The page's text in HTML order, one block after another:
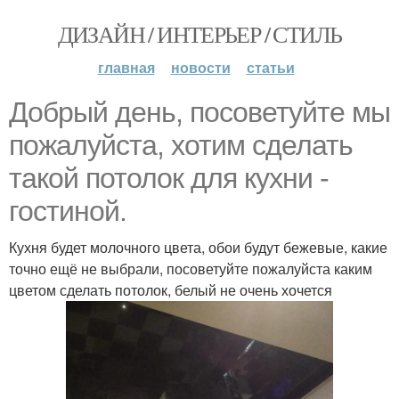
ДИЗАЙН / ИНТЕРЬЕР / СТИЛЬ
главная новости статьи
Добрый день, посоветуйте мы
пожалуйста, хотим сделать
такой потолок для кухни -
гостиной.
Кухня будет молочного цвета, обои будут бежевые, какие
точно ещё не выбрали, посоветуйте пожалуйста каким
цветом сделать потолок, белый не очень хочется